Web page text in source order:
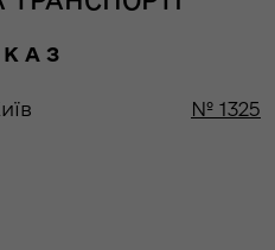
А З
№ 1325